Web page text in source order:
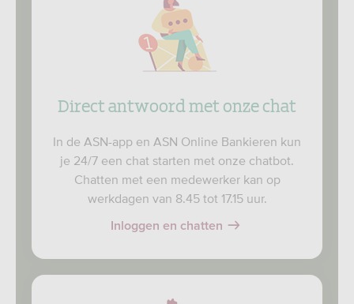
Direct antwoord met onze chat
In de ASN-app en ASN Online Bankieren kun
je 24/7 een chat starten met onze chatbot.
Chatten met een medewerker kan op
werkdagen van 8.45 tot 17.15 uur.
Inloggen en chatten